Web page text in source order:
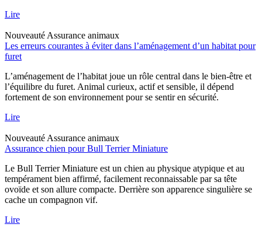
Lire
Nouveauté Assurance animaux
Les erreurs courantes à éviter dans l’aménagement d’un habitat pour
furet
L’aménagement de l’habitat joue un rôle central dans le bien-être et
l’équilibre du furet. Animal curieux, actif et sensible, il dépend
fortement de son environnement pour se sentir en sécurité.
Lire
Nouveauté Assurance animaux
Assurance chien pour Bull Terrier Miniature
Le Bull Terrier Miniature est un chien au physique atypique et au
tempérament bien affirmé, facilement reconnaissable par sa tête
ovoïde et son allure compacte. Derrière son apparence singulière se
cache un compagnon vif.
Lire